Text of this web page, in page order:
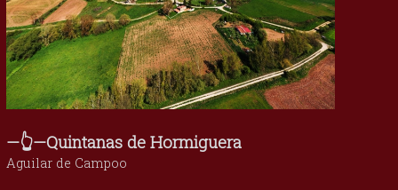
—👆—Quintanas de Hormiguera
Aguilar de Campoo